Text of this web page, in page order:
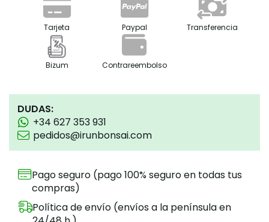
Tarjeta Paypal Transferencia
Bizum Contrareembolso
DUDAS:
+34 627 353 931
pedidos@irunbonsai.com
Pago seguro (pago 100% seguro en todas tus
compras)
Política de envío (envíos a la península en